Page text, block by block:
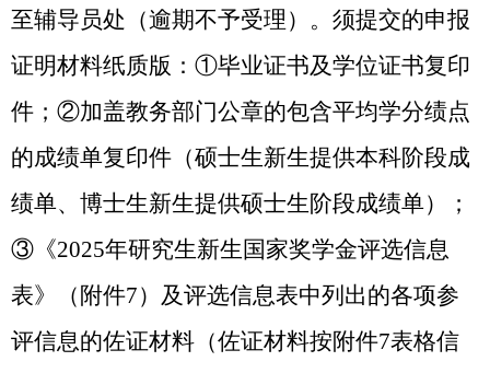
至辅导员处（逾期不予受理）。须提交的申报
证明材料纸质版：①毕业证书及学位证书复印
件；②加盖教务部门公章的包含平均学分绩点
的成绩单复印件（硕士生新生提供本科阶段成
绩单、博士生新生提供硕士生阶段成绩单）；
③《2025年研究生新生国家奖学金评选信息
表》（附件7）及评选信息表中列出的各项参
评信息的佐证材料（佐证材料按附件7表格信